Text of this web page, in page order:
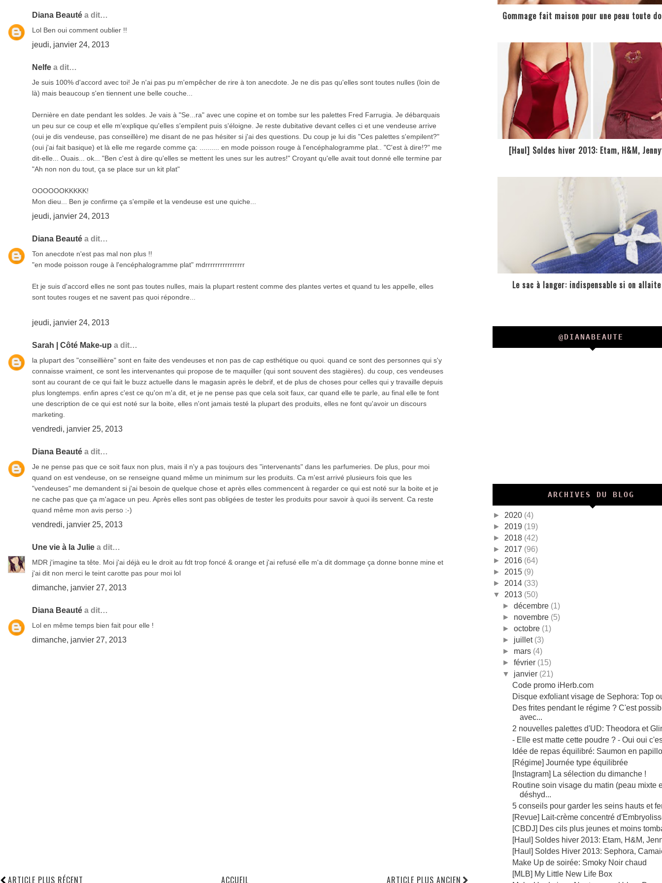
Diana Beauté a dit…
Lol Ben oui comment oublier !!
jeudi, janvier 24, 2013
Nelfe a dit…
Je suis 100% d'accord avec toi! Je n'ai pas pu m'empêcher de rire à ton anecdote. Je ne dis pas qu'elles sont toutes nulles (loin de
là) mais beaucoup s'en tiennent une belle couche...
Dernière en date pendant les soldes. Je vais à "Se...ra" avec une copine et on tombe sur les palettes Fred Farrugia. Je débarquais
un peu sur ce coup et elle m'explique qu'elles s'empilent puis s'éloigne. Je reste dubitative devant celles ci et une vendeuse arrive
(oui je dis vendeuse, pas conseillère) me disant de ne pas hésiter si j'ai des questions. Du coup je lui dis "Ces palettes s'empilent?"
(oui j'ai fait basique) et là elle me regarde comme ça: .......... en mode poisson rouge à l'encéphalogramme plat.. "C'est à dire!?" me
dit-elle... Ouais... ok... "Ben c'est à dire qu'elles se mettent les unes sur les autres!" Croyant qu'elle avait tout donné elle termine par
"Ah non non du tout, ça se place sur un kit plat"
OOOOOOKKKKK!
Mon dieu... Ben je confirme ça s'empile et la vendeuse est une quiche...
jeudi, janvier 24, 2013
Diana Beauté a dit…
Ton anecdote n'est pas mal non plus !!
"en mode poisson rouge à l'encéphalogramme plat" mdrrrrrrrrrrrrrrrr
Et je suis d'accord elles ne sont pas toutes nulles, mais la plupart restent comme des plantes vertes et quand tu les appelle, elles
sont toutes rouges et ne savent pas quoi répondre...
jeudi, janvier 24, 2013
Sarah | Côté Make-up a dit…
la plupart des "conseillière" sont en faite des vendeuses et non pas de cap esthétique ou quoi. quand ce sont des personnes qui s'y
connaisse vraiment, ce sont les intervenantes qui propose de te maquiller (qui sont souvent des stagières). du coup, ces vendeuses
sont au courant de ce qui fait le buzz actuelle dans le magasin après le debrif, et de plus de choses pour celles qui y travaille depuis
plus longtemps. enfin apres c'est ce qu'on m'a dit, et je ne pense pas que cela soit faux, car quand elle te parle, au final elle te font
une description de ce qui est noté sur la boite, elles n'ont jamais testé la plupart des produits, elles ne font qu'avoir un discours
marketing.
vendredi, janvier 25, 2013
Diana Beauté a dit…
Je ne pense pas que ce soit faux non plus, mais il n'y a pas toujours des "intervenants" dans les parfumeries. De plus, pour moi
quand on est vendeuse, on se renseigne quand même un minimum sur les produits. Ca m'est arrivé plusieurs fois que les
"vendeuses" me demandent si j'ai besoin de quelque chose et après elles commencent à regarder ce qui est noté sur la boite et je
ne cache pas que ça m'agace un peu. Après elles sont pas obligées de tester les produits pour savoir à quoi ils servent. Ca reste
quand même mon avis perso :-)
vendredi, janvier 25, 2013
Une vie à la Julie a dit…
MDR j'imagine ta tête. Moi j'ai déjà eu le droit au fdt trop foncé & orange et j'ai refusé elle m'a dit dommage ça donne bonne mine et
j'ai dit non merci le teint carotte pas pour moi lol
dimanche, janvier 27, 2013
Diana Beauté a dit…
Lol en même temps bien fait pour elle !
dimanche, janvier 27, 2013
ARTICLE PLUS RÉCENT ARTICLE PLUS ANCIEN
ACCUEIL
Gommage fait maison pour une peau toute
[Haul] Soldes hiver 2013: Etam, H&M,
Le sac à langer: indispensable si on
@DIANABEAUTE
ARCHIVES DU BLOG
► 2020 (4)
► 2019 (19)
► 2018 (42)
► 2017 (96)
► 2016 (64)
► 2015 (9)
► 2014 (33)
▼ 2013 (50)
►décembre (1)
► novembre (5)
►octobre (1)
► juillet (3)
► mars (4)
►février (15)
▼ janvier (21)
Code promo iHerb.com
Disque exfoliant visage de Sephora: Top
Des frites pendant le régime ? C'est
avec...
2 nouvelles palettes d'UD: Theodora et
- Elle est matte cette poudre ? - Oui oui
Idée de repas équilibré: Saumon en
[Régime] Journée type équilibrée
[Instagram] La sélection du dimanche !
Routine soin visage du matin (peau mixte
déshyd...
5 conseils pour garder les seins hauts et
[Revue] Lait-crème concentré
[CBDJ] Des cils plus jeunes et moins
[Haul] Soldes hiver 2013: Etam, H&M,
[Haul] Soldes Hiver 2013: Sephora,
Make Up de soirée: Smoky Noir chaud
[MLB] My Little New Life Box